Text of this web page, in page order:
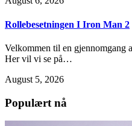
Rollebesetningen I Iron Man 2
Velkommen til en gjennomgang
Her vil vi se på…
August 5, 2026
Populært nå